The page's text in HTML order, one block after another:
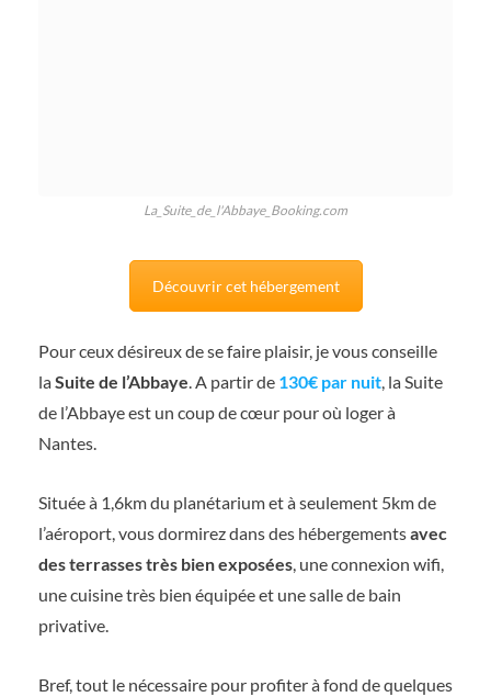
La_Suite_de_l'Abbaye_Booking.com
Découvrir cet hébergement
Pour ceux désireux de se faire plaisir, je vous conseille
laSuite de l’Abbaye. A partir de 130€ par nuit, la Suite
de l’Abbaye est un coup de cœur pour où loger à
Nantes.
Située à 1,6km du planétarium et à seulement 5km de
l’aéroport, vous dormirez dans des hébergementsavec
des terrasses très bien exposées, une connexion wifi,
une cuisine très bien équipée et une salle de bain
privative.
Bref, tout le nécessaire pour profiter à fond de quelques